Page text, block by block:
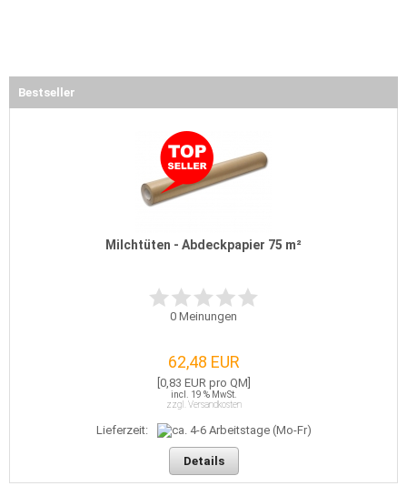
Bestseller
Milchtüten - Abdeckpapier 75 m²
0 Meinungen
62,48 EUR
[0,83 EUR pro QM]
incl. 19 % MwSt.
zzgl. Versandkosten
Lieferzeit:
Details